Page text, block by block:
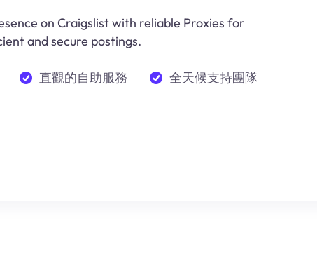
on Craigslist with reliable Proxies for
and secure postings.
直觀的自助服務 全天候支持團隊